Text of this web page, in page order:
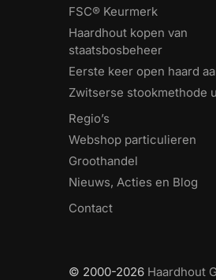
FSC® Keurmerk
Haardhout kopen van
staatsbosbeheer
Eerste keer open haard
Zwitserse stookmethode
Regio’s
Webshop particulieren
Groothandel
Nieuws, Acties en Blog
Contact
© 2000-2026 Haardhout